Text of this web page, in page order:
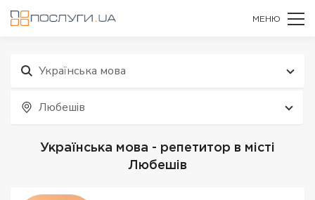
МЕНЮ
Українська мова
Любешів
Українська мова - репетитор в місті
Любешів